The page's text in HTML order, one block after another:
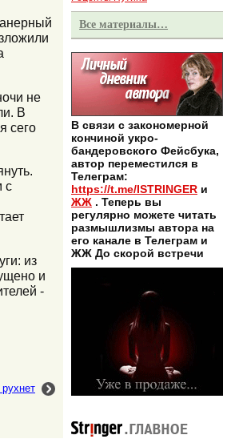
не
В
сего
с
из
и
-
Все материалы…
В связи с закономерной
кончиной укро-
бандеровского Фейсбука,
автор переместился в
Телеграм:
https://t.me/ISTRINGER и
ЖЖ . Теперь вы
регулярно можете читать
размышлизмы автора на
его канале в Телеграм и
ЖЖ До скорой встречи